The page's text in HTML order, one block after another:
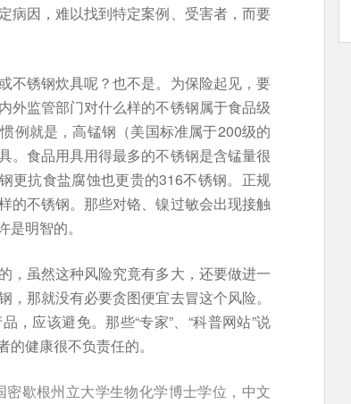
病因，难以找到特定案例、受害者，而要
不锈钢炊具呢？也不是。为保险起见，要
外监管部门对什么样的不锈钢属于食品级
例就是，高锰钢（美国标准属于200级的
。食品用具用得最多的不锈钢是含锰量很
更抗食盐腐蚀也更贵的316不锈钢。正规
的不锈钢。那些对铬、镍过敏会出现接触
明智的。
，虽然这种风险究竟有多大，还要做进一
那就没有必要贪图便宜去冒这个风险。
，应该避免。那些“专家”、“科普网站”说
健康很不负责任的。
歇根州立大学生物化学博士学位，中文